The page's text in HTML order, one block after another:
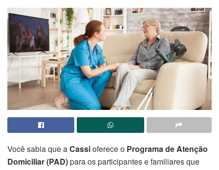
Você sabia que aCassioferece o Programa de Atenção
Domiciliar (PAD)para os participantes e familiares que